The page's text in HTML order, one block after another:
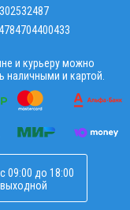
и курьеру можно
наличными и картой.
09:00 до 18:00